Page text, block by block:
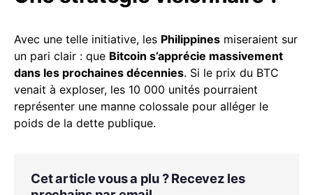
Avec une telle initiative, les Philippines miseraient sur
un pari clair : que Bitcoin s’apprécie massivement
dans les prochaines décennies. Si le prix du BTC
venait à exploser, les 10 000 unités pourraient
représenter une manne colossale pour alléger le
poids de la dette publique.
Cet article vous a plu ? Recevez les